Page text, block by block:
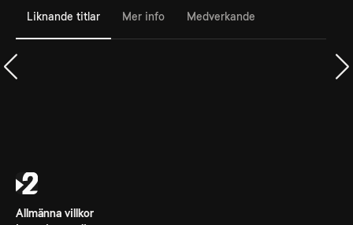
Liknande titlar Mer info Medverkande
Allmänna villkor